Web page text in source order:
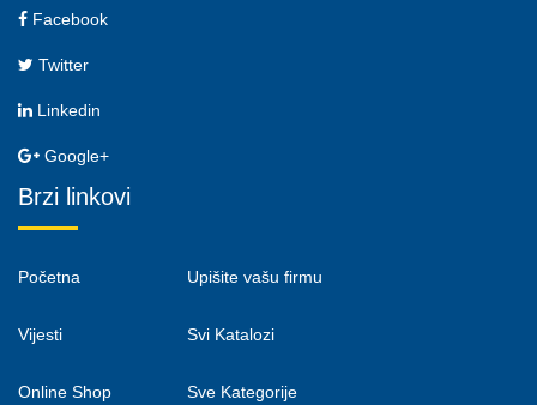
Facebook
Twitter
Linkedin
Google+
Brzi linkovi
Početna
Vijesti
Online Shop
Upišite vašu firmu
Svi Katalozi
Sve Kategorije